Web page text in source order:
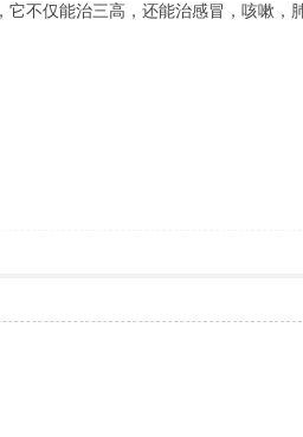
不仅能治三高，还能治感冒，咳嗽，